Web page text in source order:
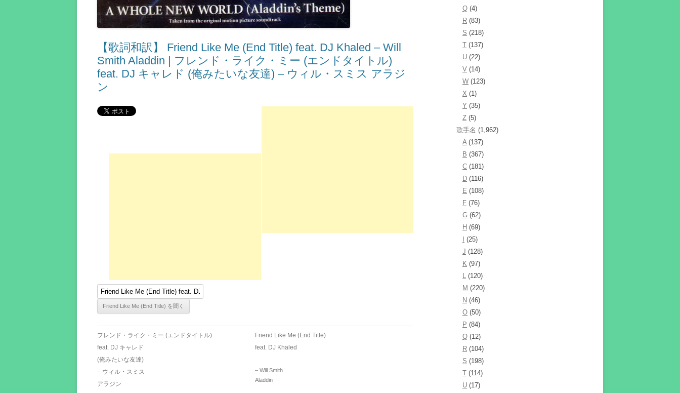
【歌詞和訳】 Friend Like Me (End Title) feat. DJ Khaled – Will
Smith Aladdin | フレンド・ライク・ミー (エンドタイトル)
feat. DJ キャレド (俺みたいな友達) – ウィル・スミス アラジ
ン
フレンド・ライク・ミー (エンドタイトル)
feat. DJ キャレド
(俺みたいな友達)
– ウィル・スミス
アラジン
Friend Like Me (End Title)
feat. DJ Khaled
– Will Smith
Aladdin
Q (4)
R (83)
S (218)
T (137)
U (22)
V (14)
W (123)
X (1)
Y (35)
Z (5)
歌手名 (1,962)
A(137)
B (367)
C (181)
D (116)
E (108)
F (76)
G (62)
H (69)
(25)
J (128)
K (97)
L (120)
M (220)
N (46)
O (50)
P (84)
Q (12)
R (104)
S (198)
T (114)
U (17)